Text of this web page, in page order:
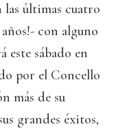
las últimas cuatro
años!- con alguno
este sábado en
por el Concello
más de su
grandes éxitos,